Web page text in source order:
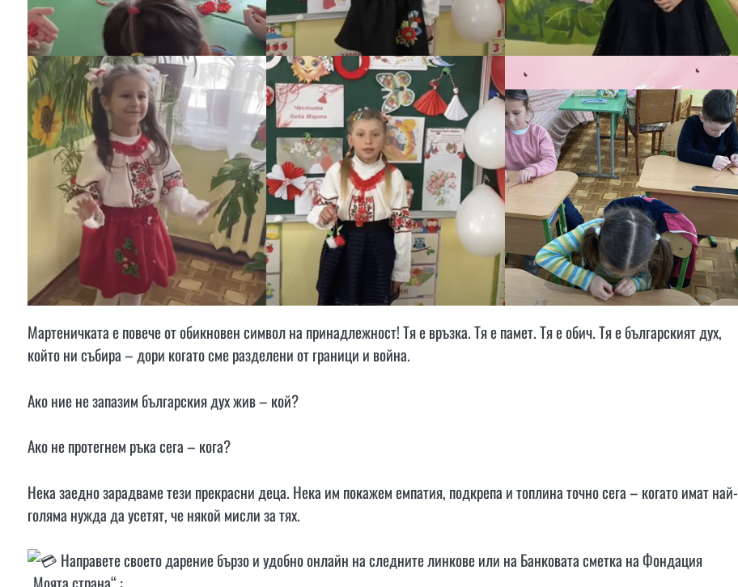
Мартеничката е повече от обикновен символ на принадлежност! Тя е връзка. Тя е памет. Тя е обич. Тя е българският дух,
който ни събира – дори когато сме разделени от граници и война.
Ако ние не запазим българския дух жив – кой?
Ако не протегнем ръка сега – кога?
Нека заедно зарадваме тези прекрасни деца. Нека им покажем емпатия, подкрепа и топлина точно сега – когато имат най-
голяма нужда да усетят, че някой мисли за тях.
Направете своето дарение бързо и удобно онлайн на следните линкове или на Банковата сметка на Фондация